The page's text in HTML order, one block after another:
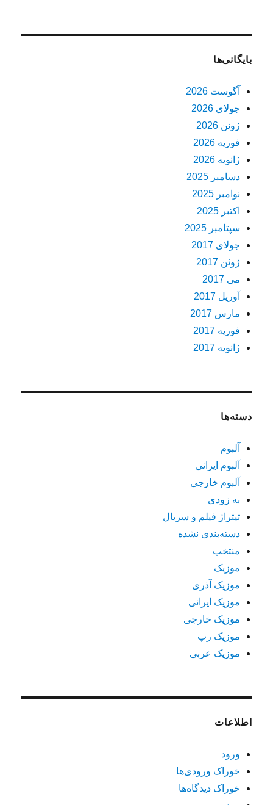
بایگانی‌ها
آگوست 2026
جولای 2026
ژوئن 2026
فوریه 2026
ژانویه 2026
دسامبر 2025
نوامبر 2025
اکتبر 2025
سپتامبر 2025
جولای 2017
ژوئن 2017
می 2017
آوریل 2017
مارس 2017
فوریه 2017
ژانویه 2017
دسته‌ها
آلبوم
آلبوم ایرانی
آلبوم خارجی
به زودی
تیتراژ فیلم و سریال
دسته‌بندی نشده
منتخب
موزیک
موزیک آذری
موزیک ایرانی
موزیک خارجی
موزیک رپ
موزیک عربی
اطلاعات
ورود
خوراک ورودی‌ها
خوراک دیدگاه‌ها